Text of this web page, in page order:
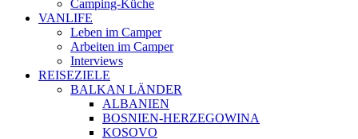
Camping-Küche
VANLIFE
Leben im Camper
Arbeiten im Camper
Interviews
REISEZIELE
BALKAN LÄNDER
ALBANIEN
BOSNIEN-HERZEGOWINA
KOSOVO